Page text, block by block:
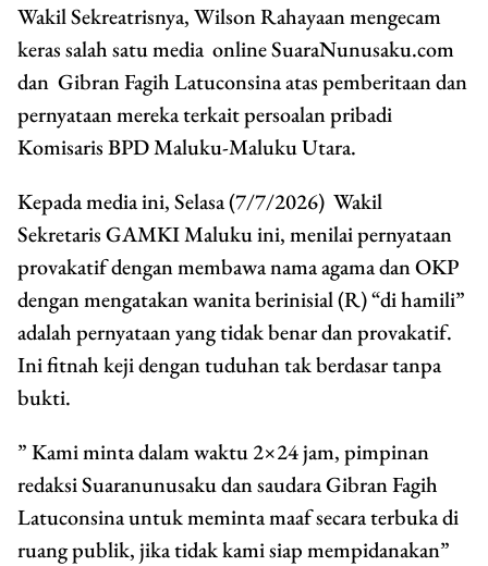
Wakil Sekreatrisnya, Wilson Rahayaan mengecam
keras salah satu media online SuaraNunusaku.com
dan Gibran Fagih Latuconsina atas pemberitaan dan
pernyataan mereka terkait persoalan pribadi
Komisaris BPD Maluku-Maluku Utara.
Kepada media ini, Selasa (7/7/2026) Wakil
Sekretaris GAMKI Maluku ini, menilai pernyataan
provakatif dengan membawa nama agama dan OKP
dengan mengatakan wanita berinisial (R) “di hamili”
adalah pernyataan yang tidak benar dan provakatif.
Ini fitnah keji dengan tuduhan tak berdasar tanpa
bukti.
” Kami minta dalam waktu 2×24 jam, pimpinan
redaksi Suaranunusaku dan saudara Gibran Fagih
Latuconsina untuk meminta maaf secara terbuka di
ruang publik, jika tidak kami siap mempidanakan”